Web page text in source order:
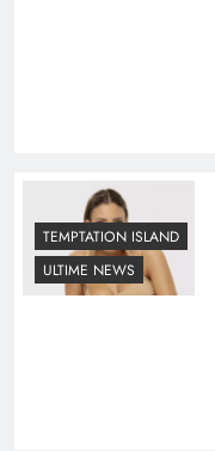
TEMPTATION ISLAND
ULTIME NEWS